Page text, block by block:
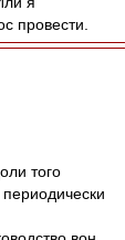
провести.
того